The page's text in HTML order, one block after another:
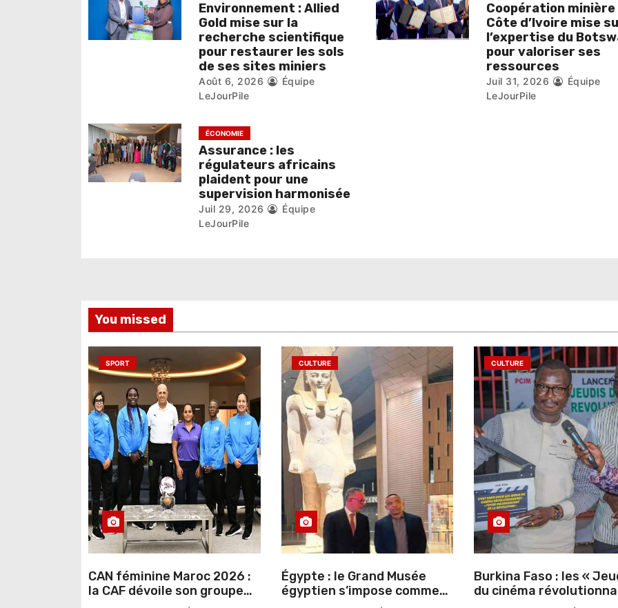
’
t
i
c
Environnement : Allied
Gold mise sur la
recherche scientifique
pour restaurer les sols
de ses sites miniers
Août 6, 2026
Équipe
LeJourPile
Coopération minière
Côte d’Ivoire mise
l’expertise du
pour valoriser ses
ressources
Juil 31, 2026
Équipe
LeJourPile
ÉCONOMIE
Assurance : les
régulateurs africains
plaident pour une
supervision harmonisée
Juil 29, 2026
Équipe
LeJourPile
You missed
SPORT
CAN féminine Maroc 2026 :
la CAF dévoile son groupe
CULTURE
Égypte : le Grand Musée
égyptien s’impose comme
CULTURE
Burkina Faso : les «
du cinéma